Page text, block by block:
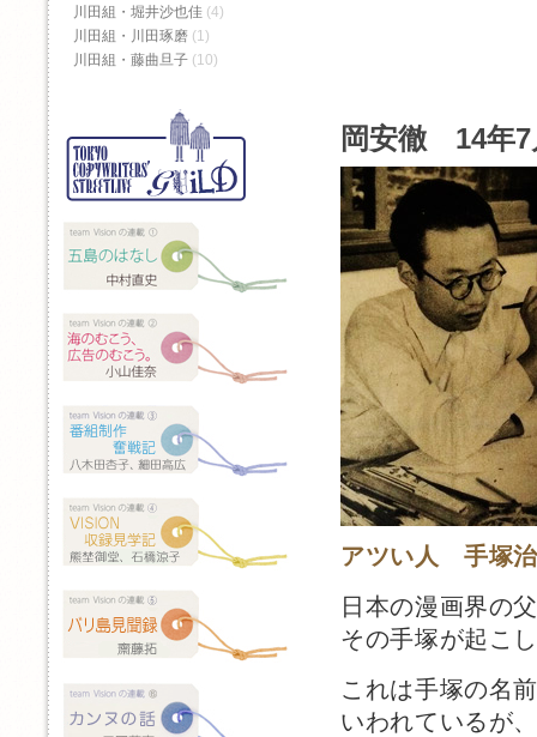
岡安徹 14年7
アツい人 手塚
日本の漫画界の
その手塚が起こ
これは手塚の名
いわれているが
川田組・堀井沙也佳 (4)
川田組・川田琢磨 (1)
川田組・藤曲旦子 (10)